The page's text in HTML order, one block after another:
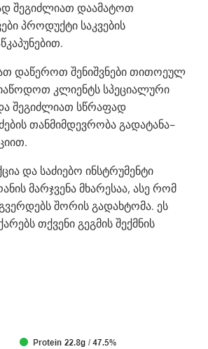
შეგიძლიათ დაამატოთ
პროდუქტი საკვების
დაწეროთ შენიშვნები თითოეულ
კლიენტს სპეციალური
შეგიძლიათ სწრაფად
თანმიმდევრობა გადატანა-
და საძიებო ინსტრუმენტი
მარჯვენა მხარესაა, ასე რომ
შორის გადახტომა. ეს
თქვენი გეგმის შექმნის